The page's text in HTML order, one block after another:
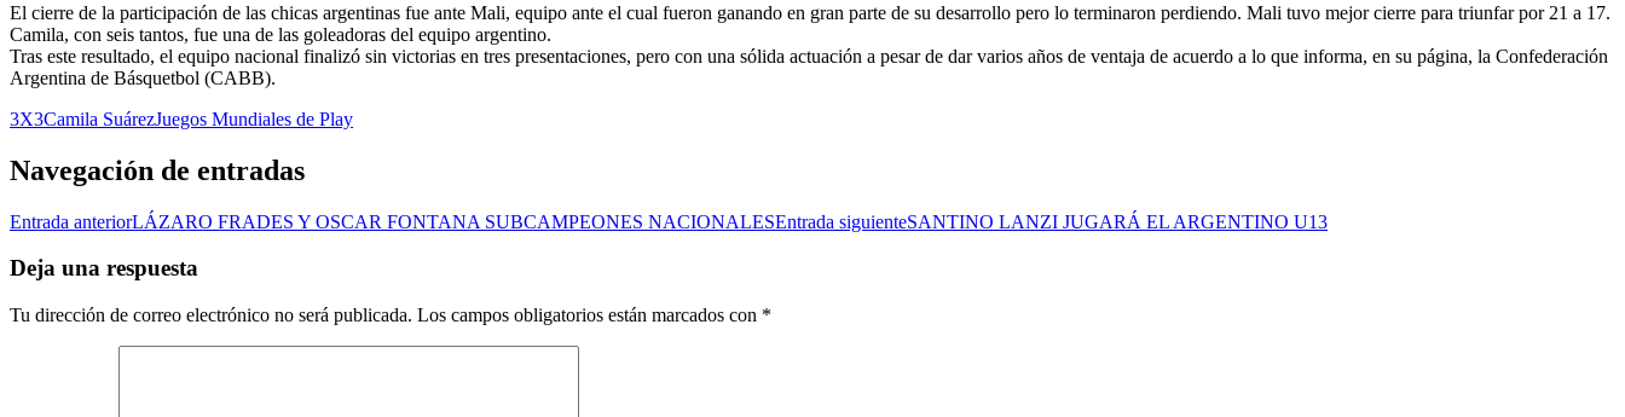
El cierre de la participación de las chicas argentinas fue ante Mali, equipo ante el cual fueron ganando en gran parte de su desarrollo pero lo terminaron perdiendo. Mali tuvo mejor cierre para triunfar por 21 a 17.
Camila, con seis tantos, fue una de las goleadoras del equipo argentino.
Tras este resultado, el equipo nacional finalizó sin victorias en tres presentaciones, pero con una sólida actuación a pesar de dar varios años de ventaja de acuerdo a lo que informa, en su página, la Confederación
Argentina de Básquetbol (CABB).
3X3Camila SuárezJuegos Mundiales de Play
Navegación de entradas
Entrada anteriorLÁZARO FRADES Y OSCAR FONTANA SUBCAMPEONES NACIONALESEntrada siguienteSANTINO LANZI JUGARÁ EL ARGENTINO U13
Deja una respuesta
Tu dirección de correo electrónico no será publicada. Los campos obligatorios están marcados con *